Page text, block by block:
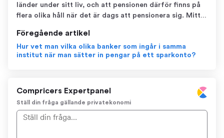
länder under sitt liv, och att pensionen därför finns på
flera olika håll när det är dags att pensionera sig. Mitt
pensionspengar i de länder där du har jobbat. Se också
till att de pensions...
Föregående artikel
Hur vet man vilka olika banker som ingår i samma
institut när man sätter in pengar på ett sparkonto?
Compricers Expertpanel
Ställ din fråga gällande privatekonomi